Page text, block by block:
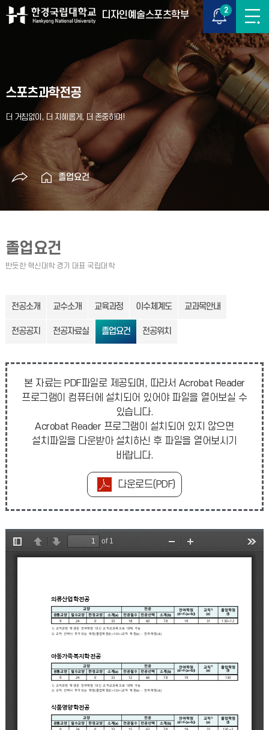
디자인예술스포츠학부 2
스포츠과학전공
졸업요건
졸업요건
전공소개 교수소개 교육과정 이수체계도 교과목안내
전공공지 전공자료실 졸업요건 전공위치
본 자료는 PDF파일로 제공되며, 따라서 Acrobat Reader
프로그램이 컴퓨터에 설치되어 있어야 파일을 열어보실 수
있습니다.
Acrobat Reader 프로그램이 설치되어 있지 않으면
설치파일을 다운받아 설치하신 후 파일을 열어보시기
바랍니다.
다운로드(PDF)